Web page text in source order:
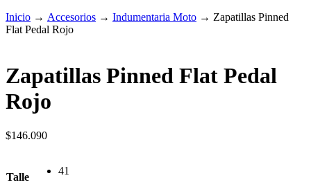
Inicio → Accesorios → Indumentaria Moto → Zapatillas Pinned
Flat Pedal Rojo
Zapatillas Pinned Flat Pedal
Rojo
$146.090
Talle
41